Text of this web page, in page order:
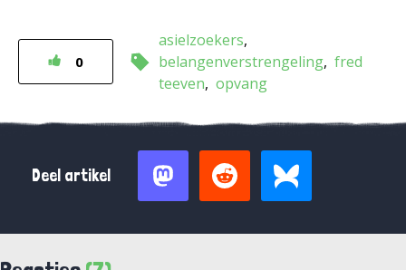
0
asielzoekers
belangenverstrengeling fred
teeven opvang
Deel artikel